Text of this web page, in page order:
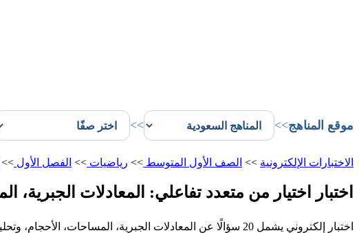
موقع المناهج>>
>>
الاختبارات الإلكترونية >> الصف الأول المتوسط >> رياضيات >> الفصل الأول >>
اختبار اختيار من متعدد تفاعلي: المعادلات الجبرية،
اختبار إلكتروني يشمل 20 سؤالًا عن المعادلات الجبرية، المساحات، الأحجام، وتحليل العبارات مع حلول مفصلة